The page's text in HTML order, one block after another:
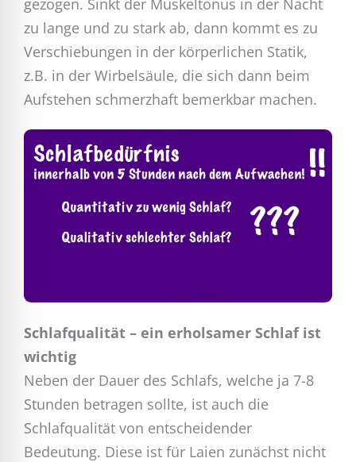
gezogen. Sinkt der Muskeltonus in der Nacht
zu lange und zu stark ab, dann kommt es zu
Verschiebungen in der körperlichen Statik,
z.B. in der Wirbelsäule, die sich dann beim
Aufstehen schmerzhaft bemerkbar machen.
Schlafqualität – ein erholsamer Schlaf ist
wichtig
Neben der Dauer des Schlafs, welche ja 7-8
Stunden betragen sollte, ist auch die
Schlafqualität von entscheidender
Bedeutung. Diese ist für Laien zunächst nicht